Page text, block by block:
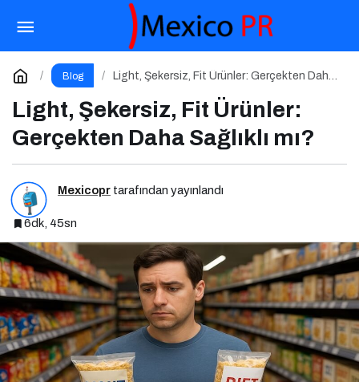
Blog
Light, Şekersiz, Fit Ürünler: Gerçekten Daha
Light, Şekersiz, Fit Ürünler:
Gerçekten Daha Sağlıklı mı?
Mexicopr tarafından yayınlandı
6dk, 45sn
Erzincanspor Vakfı Derneği Kuruluyor
Yorum Yap